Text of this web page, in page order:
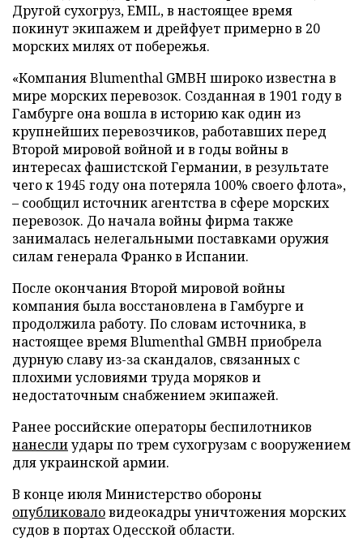
Другой сухогруз, EMIL, в настоящее время
покинут экипажем и дрейфует примерно в 20
морских милях от побережья.
«Компания Blumenthal GMBH широко известна в
мире морских перевозок. Созданная в 1901 году в
Гамбурге она вошла в историю как один из
крупнейших перевозчиков, работавших перед
Второй мировой войной и в годы войны в
интересах фашистской Германии, в результате
чего к 1945 году она потеряла 100% своего флота»,
– сообщил источник агентства в сфере морских
перевозок. До начала войны фирма также
занималась нелегальными поставками оружия
силам генерала Франко в Испании.
После окончания Второй мировой войны
компания была восстановлена в Гамбурге и
продолжила работу. По словам источника, в
настоящее время Blumenthal GMBH приобрела
дурную славу из-за скандалов, связанных с
плохими условиями труда моряков и
недостаточным снабжением экипажей.
Ранее российские операторы беспилотников
нанеслиудары по трем сухогрузам с вооружением
для украинской армии.
В конце июля Министерство обороны
опубликоваловидеокадры уничтожения морских
судов в портах Одесской области.